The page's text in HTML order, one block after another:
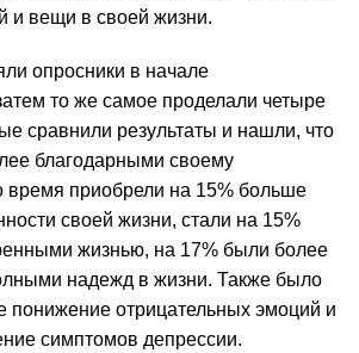
и вещи в своей жизни.
опросники в начале
то же самое проделали четыре
сравнили результаты и нашли, что
благодарными своему
время приобрели на 15% больше
своей жизни, стали на 15%
жизнью, на 17% были более
надежд в жизни. Также было
понижение отрицательных эмоций и
симптомов депрессии.